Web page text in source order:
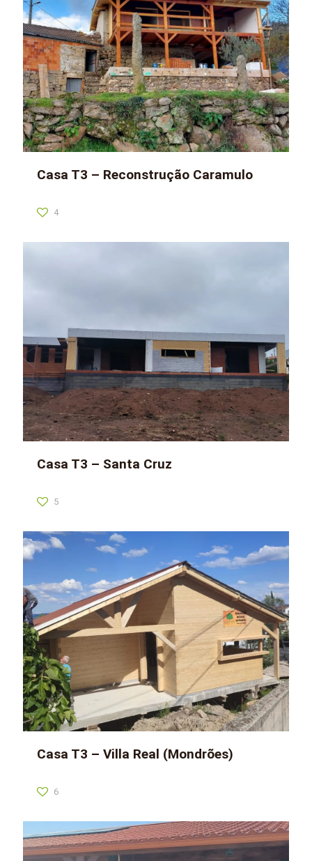
Casa T3 – Reconstrução Caramulo
4
Casa T3 – Santa Cruz
5
Casa T3 – Villa Real (Mondrões)
6